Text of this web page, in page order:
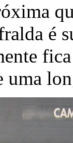
é
uma